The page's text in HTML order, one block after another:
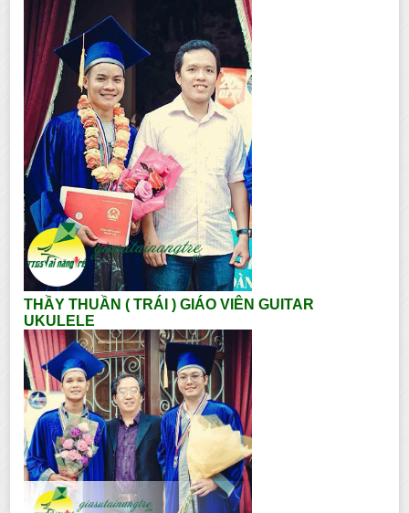
THẦY THUẦN ( TRÁI ) GIÁO VIÊN GUITAR
UKULELE